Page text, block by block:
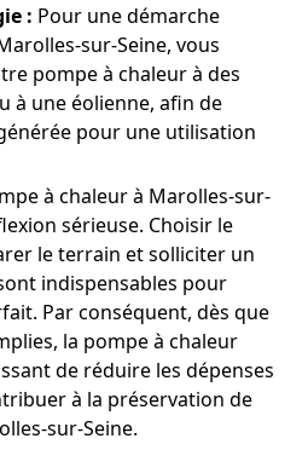
: Pour une démarche
sur-Seine, vous
pompe à chaleur à des
à une éolienne, afin de
pour une utilisation
à chaleur à Marolles-sur-
sérieuse. Choisir le
le terrain et solliciter un
indispensables pour
Par conséquent, dès que
la pompe à chaleur
de réduire les dépenses
à la préservation de
sur-Seine.